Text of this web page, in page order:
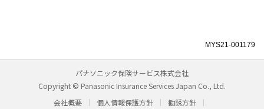
MYS21-001179
パナソニック保険サービス株式会社
Copyright © Panasonic Insurance Services Japan Co., Ltd.
会社概要
個人情報保護方針 勧誘方針